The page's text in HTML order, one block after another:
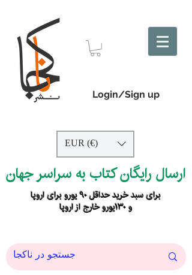
Login/Sign up
EUR (€)
ارسال رایگان کتاب به سراسر جهان
برای سبد خرید حداقل ۹۰ یورو برای اروپا
و ۱۳۰یورو خارج از اروپا